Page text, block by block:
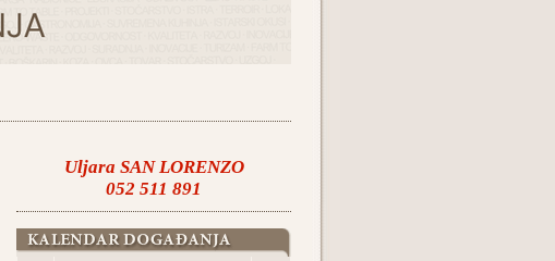
Uljara SAN LORENZO
052 511 891